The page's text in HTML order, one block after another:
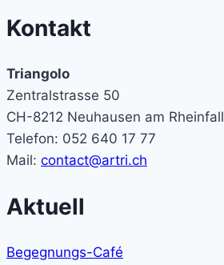
Kontakt
Triangolo
Zentralstrasse 50
CH-8212 Neuhausen am Rheinfall
Telefon: 052 640 17 77
Mail: contact@artri.ch
Aktuell
Begegnungs-Café